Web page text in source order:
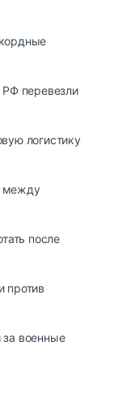
РФ перевезли
логистику
между
после
против
военные